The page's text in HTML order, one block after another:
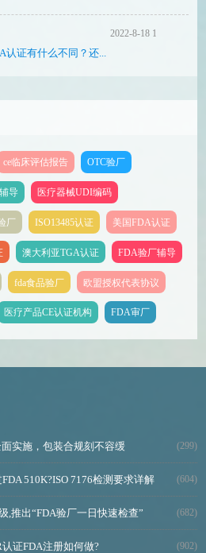
2022-8-18 17:47
认证有什么不同？还...
ce临床评估报告 OTC验厂
导 医疗器械UDI编码
厂 ISO13485认证 美国FDA认证
澳大利亚TGA认证 FDA验厂辅导
fda食品验厂 欧盟授权代表协议
医疗产品CE认证机构 FDA审厂
实施，包装合规刻不容缓 (299)
510K?ISO 7176检测要求详解 (604)
,推出“FDA验厂一日快速检查” (682)
证FDA注册如何做? (902)